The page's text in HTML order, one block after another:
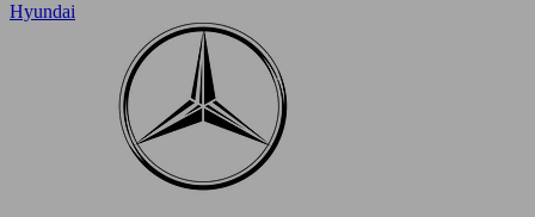
Hyundai